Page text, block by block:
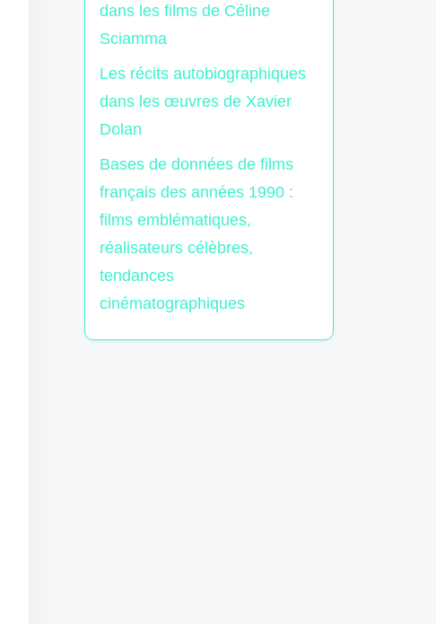
dans les films de Céline
Sciamma
Les récits autobiographiques
dans les œuvres de Xavier
Dolan
Bases de données de films
français des années 1990 :
films emblématiques,
réalisateurs célèbres,
tendances
cinématographiques